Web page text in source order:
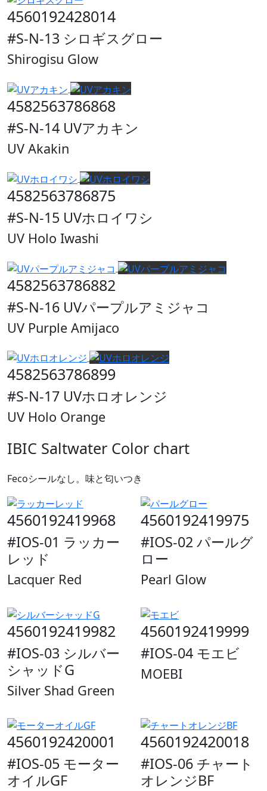
4560192428014
#S-N-13 シロギスグロー
Shirogisu Glow
4582563786868
#S-N-14 UVアカキン
UV Akakin
4582563786875
#S-N-15 UVホロイワシ
UV Holo Iwashi
4582563786882
#S-N-16 UVパープルアミジャコ
UV Purple Amijaco
4582563786899
#S-N-17 UVホロオレンジ
UV Holo Orange
IBIC Saltwater Color chart
Fecoシールなし。味と匂いつき
4560192419968
#IOS-01 ラッカー
レッド
Lacquer Red
4560192419975
#IOS-02 パールグ
ロー
Pearl Glow
4560192419982
#IOS-03 シルバー
シャッドG
Silver Shad Green
4560192419999
#IOS-04 モエビ
MOEBI
4560192420001
#IOS-05 モーター
オイルGF
4560192420018
#IOS-06 チャート
オレンジBF